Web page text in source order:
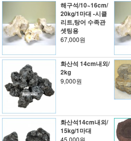
해구석/10~16cm/
20kg/1마대 -시클
리트,탕어 수족관
셋팅용
67,000원
화산석 14cm내외/
2kg
9,000원
화산석14cm내외/
15kg/1마대
45,000원